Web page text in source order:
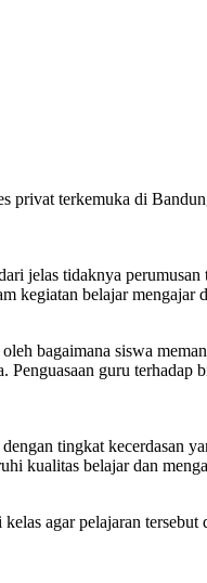
privat terkemuka di
jelas tidaknya
kegiatan belajar mengajar
bagaimana siswa
guru terhadap
tingkat kecerdasan
kualitas belajar dan
agar pelajaran